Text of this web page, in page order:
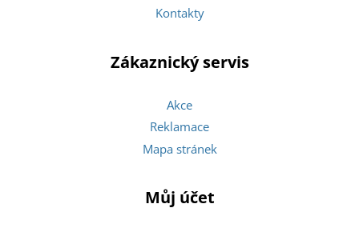
Kontakty
Zákaznický servis
Akce
Reklamace
Mapa stránek
Můj účet